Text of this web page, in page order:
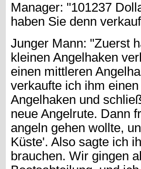
Manager: "101237
haben Sie denn
Junger Mann: "Zuerst
kleinen Angelhaken
einen mittleren
verkaufte ich ihm
Angelhaken und
neue Angelrute. Dann
angeln gehen wollte,
Küste'. Also sagte ich
brauchen. Wir gingen